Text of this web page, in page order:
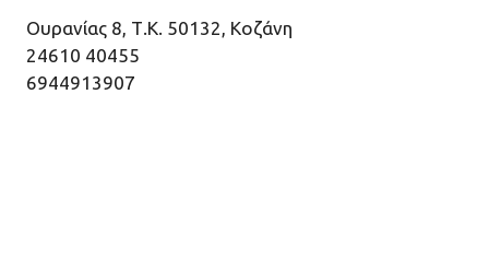
Ουρανίας 8, Τ.Κ. 50132, Κοζάνη
24610 40455
6944913907